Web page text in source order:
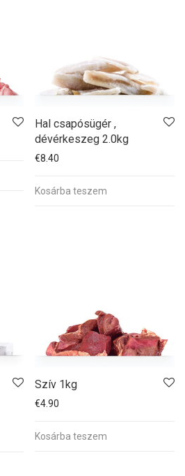
Hal csapósügér ,
dévérkeszeg 2.0kg
€8.40
Kosárba teszem
Szív 1kg
€4.90
Kosárba teszem